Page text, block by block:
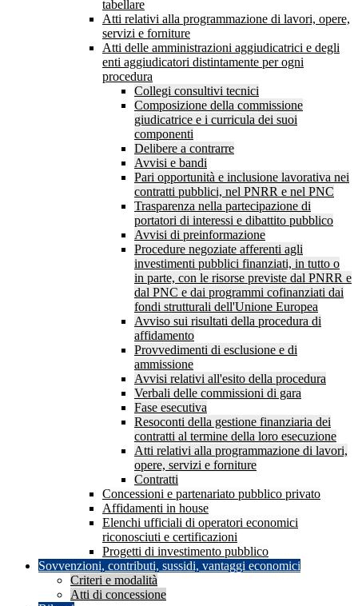
tabellare
Atti relativi alla programmazione di lavori, opere,
servizi e forniture
Atti delle amministrazioni aggiudicatrici e degli
enti aggiudicatori distintamente per ogni
procedura
Collegi consultivi tecnici
Composizione della commissione
giudicatrice e i curricula dei suoi
componenti
Delibere a contrarre
Avvisi e bandi
Pari opportunità e inclusione lavorativa nei
contratti pubblici, nel PNRR e nel PNC
Trasparenza nella partecipazione di
portatori di interessi e dibattito pubblico
Avvisi di preinformazione
Procedure negoziate afferenti agli
investimenti pubblici finanziati, in tutto o
in parte, con le risorse previste dal PNRR e
dal PNC e dai programmi cofinanziati dai
fondi strutturali dell'Unione Europea
Avviso sui risultati della procedura di
affidamento
Provvedimenti di esclusione e di
ammissione
Avvisi relativi all'esito della procedura
Verbali delle commissioni di gara
Fase esecutiva
Resoconti della gestione finanziaria dei
contratti al termine della loro esecuzione
Atti relativi alla programmazione di lavori,
opere, servizi e forniture
Contratti
Concessioni e partenariato pubblico privato
Affidamenti in house
Elenchi ufficiali di operatori economici
riconosciuti e certificazioni
Progetti di investimento pubblico
Sovvenzioni, contributi, sussidi, vantaggi economici
Criteri e modalità
Atti di concessione